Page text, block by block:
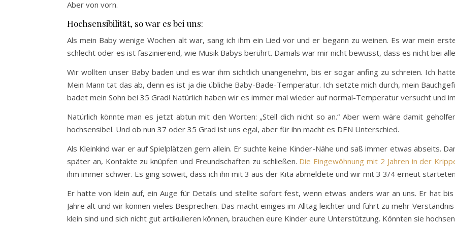
Aber von vorn.
Hochsensibilität, so war es bei uns:
Als mein Baby wenige Wochen alt war, sang ich ihm ein Lied vor und er begann zu weinen. Es war mein
schlecht oder es ist faszinierend, wie Musik Babys berührt. Damals war mir nicht bewusst, dass es nicht bei
Wir wollten unser Baby baden und es war ihm sichtlich unangenehm, bis er sogar anfing zu schreien. Ich
Mein Mann tat das ab, denn es ist ja die übliche Baby-Bade-Temperatur. Ich setzte mich durch, mein
badet mein Sohn bei 35 Grad! Natürlich haben wir es immer mal wieder auf normal-Temperatur versucht und
Natürlich könnte man es jetzt abtun mit den Worten: „Stell dich nicht so an.“ Aber wem wäre damit
hochsensibel. Und ob nun 37 oder 35 Grad ist uns egal, aber für ihn macht es DEN Unterschied.
Als Kleinkind war er auf Spielplätzen gern allein. Er suchte keine Kinder-Nähe und saß immer etwas abseits.
später an, Kontakte zu knüpfen und Freundschaften zu schließen. Die Eingewöhnung mit 2 Jahren in der
ihm immer schwer. Es ging soweit, dass ich ihn mit 3 aus der Kita abmeldete und wir mit 3 3/4 erneut
Er hatte von klein auf, ein Auge für Details und stellte sofort fest, wenn etwas anders war an uns. Er hat
Jahre alt und wir können vieles Besprechen. Das macht einiges im Alltag leichter und führt zu mehr
klein sind und sich nicht gut artikulieren können, brauchen eure Kinder eure Unterstützung. Könnten sie